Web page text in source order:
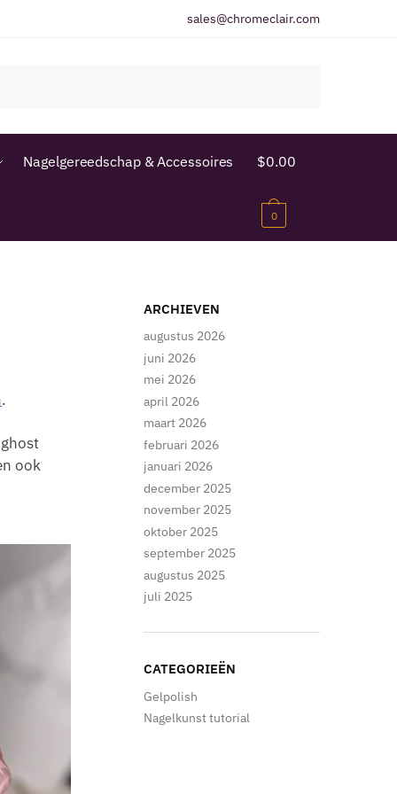
sales@chromeclair.com
Nagelgereedschap & Accessoires $0.00
0
.
ook
ARCHIEVEN
augustus 2026
juni 2026
mei 2026
april 2026
maart 2026
februari 2026
januari 2026
december 2025
november 2025
oktober 2025
september 2025
augustus 2025
juli 2025
CATEGORIEËN
Gelpolish
Nagelkunst tutorial